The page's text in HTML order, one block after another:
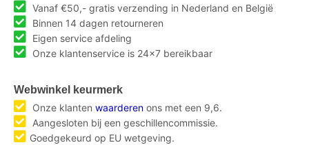
Vanaf €50,- gratis verzending in Nederland en België
Binnen 14 dagen retourneren
Eigen service afdeling
Onze klantenservice is 24x7 bereikbaar
Webwinkel keurmerk
Onze klanten waarderen ons met een 9,6.
Aangesloten bij een geschillencommissie.
Goedgekeurd op EU wetgeving.